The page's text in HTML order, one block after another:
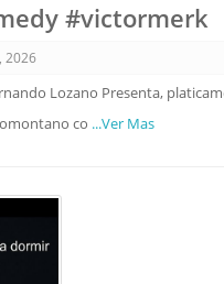
#victormerk
2026
Lozano Presenta,
co ...Ver Mas